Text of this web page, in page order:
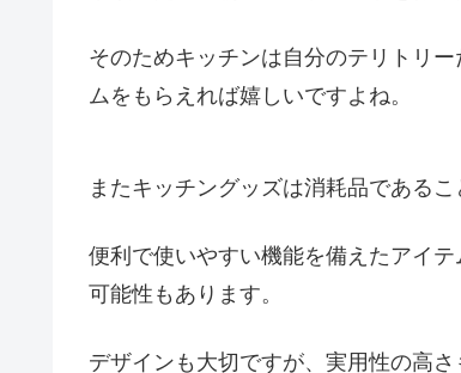
そのためキッチンは自分のテリトリ
ムをもらえれば嬉しいですよね。
またキッチングッズは消耗品である
便利で使いやすい機能を備えたアイ
可能性もあります。
デザインも大切ですが、実用性の高さ